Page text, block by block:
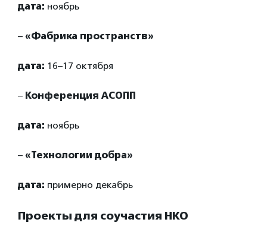
дата: ноябрь
– «Фабрика пространств»
дата: 16–17 октября
– Конференция АСОПП
дата: ноябрь
– «Технологии добра»
дата: примерно декабрь
Проекты для соучастия НКО